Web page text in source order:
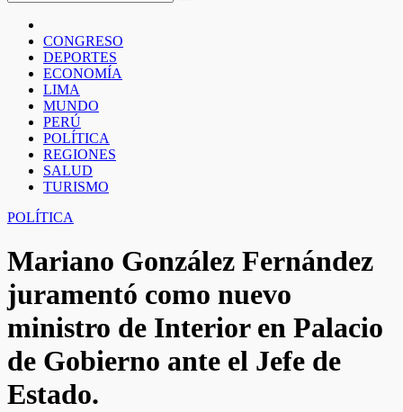
CONGRESO
DEPORTES
ECONOMÍA
LIMA
MUNDO
PERÚ
POLÍTICA
REGIONES
SALUD
TURISMO
POLÍTICA
Mariano González Fernández
juramentó como nuevo
ministro de Interior en Palacio
de Gobierno ante el Jefe de
Estado.